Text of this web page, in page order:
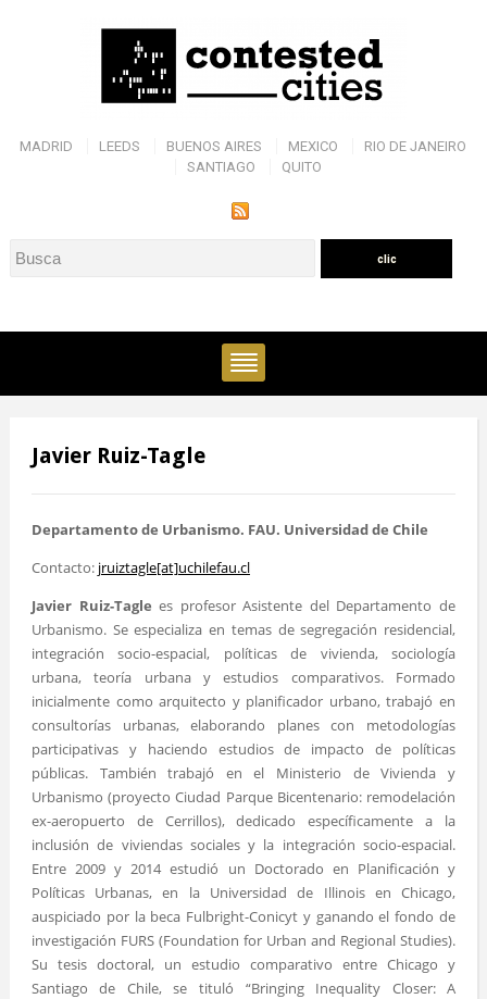
MADRID LEEDS BUENOS AIRES MEXICO
RIO DE JANEIRO
SANTIAGO
QUITO
Javier Ruiz-Tagle
Departamento de Urbanismo. FAU. Universidad de Chile
Contacto: jruiztagle[at]uchilefau.cl
Javier Ruiz-Tagle es profesor Asistente del Departamento de
Urbanismo. Se especializa en temas de segregación residencial,
integración socio-espacial, políticas de vivienda, sociología
urbana, teoría urbana y estudios comparativos. Formado
inicialmente como arquitecto y planificador urbano, trabajó en
consultorías urbanas, elaborando planes con metodologías
participativas y haciendo estudios de impacto de políticas
públicas. También trabajó en el Ministerio de Vivienda y
Urbanismo (proyecto Ciudad Parque Bicentenario: remodelación
ex-aeropuerto de Cerrillos), dedicado específicamente a la
inclusión de viviendas sociales y la integración socio-espacial.
Entre 2009 y 2014 estudió un Doctorado en Planificación y
Políticas Urbanas, en la Universidad de Illinois en Chicago,
auspiciado por la beca Fulbright-Conicyt y ganando el fondo de
investigación FURS (Foundation for Urban and Regional Studies).
Su tesis doctoral, un estudio comparativo entre Chicago y
Santiago de Chile, se tituló “Bringing Inequality Closer: A